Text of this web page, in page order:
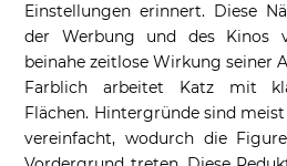
Einstellungen erinnert. Diese
der Werbung und des Kinos
beinahe zeitlose Wirkung seiner
Farblich arbeitet Katz mit
Flächen. Hintergründe sind
vereinfacht, wodurch die